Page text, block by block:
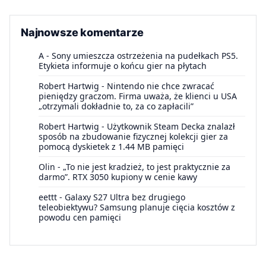
Najnowsze komentarze
A - Sony umieszcza ostrzeżenia na pudełkach PS5.
Etykieta informuje o końcu gier na płytach
Robert Hartwig - Nintendo nie chce zwracać
pieniędzy graczom. Firma uważa, że klienci u USA
„otrzymali dokładnie to, za co zapłacili”
Robert Hartwig - Użytkownik Steam Decka znalazł
sposób na zbudowanie fizycznej kolekcji gier za
pomocą dyskietek z 1.44 MB pamięci
Olin - „To nie jest kradzież, to jest praktycznie za
darmo”. RTX 3050 kupiony w cenie kawy
eettt - Galaxy S27 Ultra bez drugiego
teleobiektywu? Samsung planuje cięcia kosztów z
powodu cen pamięci